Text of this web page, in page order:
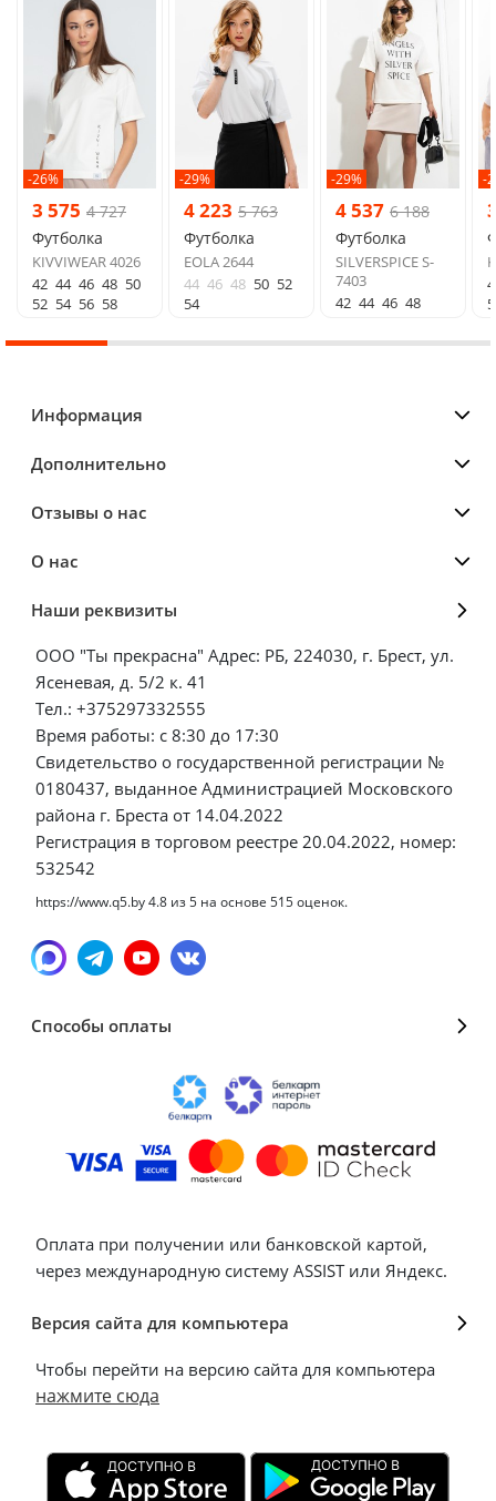
-26%
3 575 4 727
Футболка
KIVVIWEAR 4026
42 44 46 48 50
52 54 56 58
-29%
4 223 5 763
Футболка
EOLA 2644
44 46 48 50 52
54
-29%
4 537 6 188
Футболка
SILVERSPICE S-
7403
42 44 46 48
-
Информация
Дополнительно
Отзывы о нас
О нас
Наши реквизиты
ООО "Ты прекрасна" Адрес: РБ, 224030, г. Брест, ул.
Ясеневая, д. 5/2 к. 41
Тел.: +375297332555
Время работы: с 8:30 до 17:30
Свидетельство о государственной регистрации №
0180437, выданное Администрацией Московского
района г. Бреста от 14.04.2022
Регистрация в торговом реестре 20.04.2022, номер:
532542
https://www.q5.by4.8 из5 на основе 515оценок.
Способы оплаты
Оплата при получении или банковской картой,
через международную систему ASSIST или Яндекс.
Версия сайта для компьютера
Чтобы перейти на версию сайта для компьютера
нажмите сюда